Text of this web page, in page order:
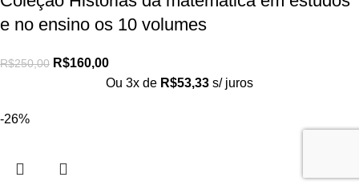
e no ensino os 10 volumes
R$250,00 R$160,00
Ou 3x de R$53,33 s/ juros
-26%